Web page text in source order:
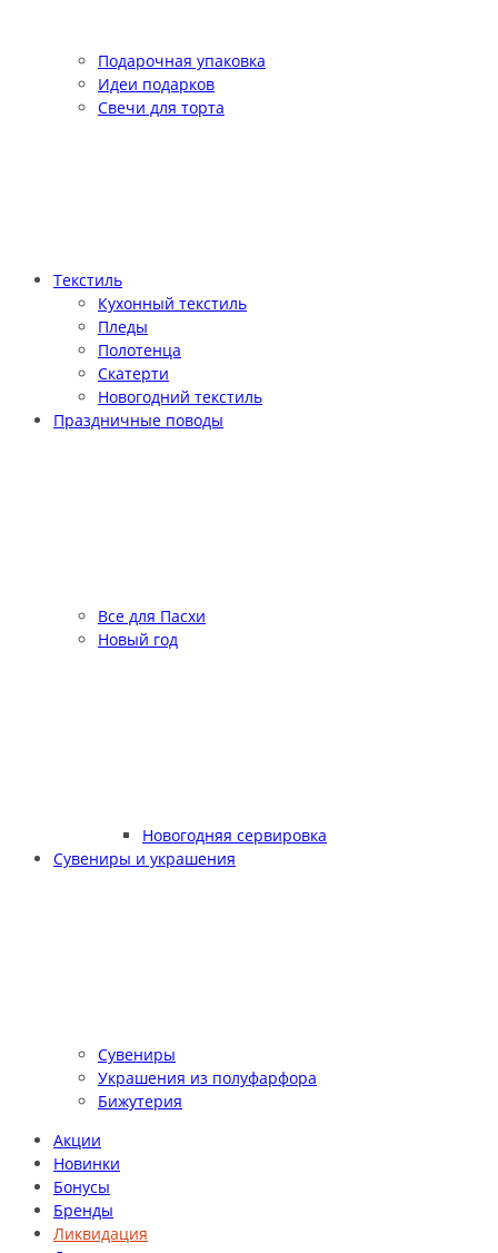
Подарочная упаковка
Идеи подарков
Свечи для торта
Текстиль
Кухонный текстиль
Пледы
Полотенца
Скатерти
Новогодний текстиль
Праздничные поводы
Все для Пасхи
Новый год
Новогодняя сервировка
Сувениры и украшения
Сувениры
Украшения из полуфарфора
Бижутерия
Акции
Новинки
Бонусы
Бренды
Ликвидация